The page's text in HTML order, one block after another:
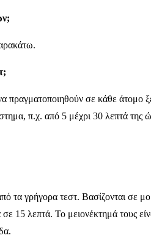
πραγματοποιηθούν σε κάθε
π.χ. από 5 μέχρι 30 λεπτά
τα γρήγορα τεστ. Βασίζονται σε
15 λεπτά. Το μειονέκτημά τους